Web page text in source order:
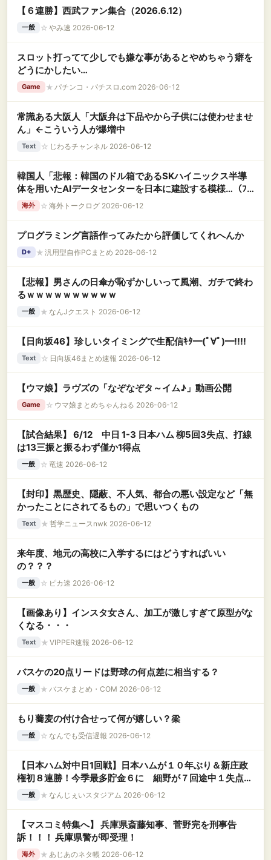
【６連勝】西武ファン集合（2026.6.12）
一般 ☆ やみ速 2026-06-12
スロット打ってて少しでも嫌な事があるとやめちゃう癖を
どうにかしたい…
Game ★ パチンコ・パチスロ.com 2026-06-12
常識ある大阪人「大阪弁は下品やから子供には使わせませ
ん」←こういう人が爆増中
Text ☆ じわるチャンネル 2026-06-12
韓国人「悲報：韓国のドル箱であるSKハイニックス半導
体を用いたAIデータセンターを日本に建設する模様…（ﾌﾞ
ﾙﾌﾞﾙ」＝韓国の反応
海外 ☆ 海外トークログ 2026-06-12
プログラミング言語作ってみたから評価してくれへんか
D+ ★ 汎用型自作PCまとめ 2026-06-12
【悲報】男さんの日傘が恥ずかしいって風潮、ガチで終わ
るｗｗｗｗｗｗｗｗｗｗ
一般 ★ なんJクエスト 2026-06-12
【日向坂46】珍しいタイミングで生配信ｷﾀ━(ﾟ∀ﾟ)━!!!!
Text ☆ 日向坂46まとめ速報 2026-06-12
【ウマ娘】ラヴズの「なぞなぞタ～イム♪」動画公開
Game ☆ ウマ娘まとめちゃんねる 2026-06-12
【試合結果】 6/12 中日 1-3 日本ハム 柳5回3失点、打線
は13三振と振るわず僅か1得点
一般 ☆ 竜速 2026-06-12
【封印】黒歴史、隠蔽、不人気、都合の悪い設定など「無
かったことにされてるもの」で思いつくもの
Text ★ 哲学ニュースnwk 2026-06-12
来年度、地元の高校に入学するにはどうすればいい
の？？？
一般 ☆ ピカ速 2026-06-12
【画像あり】インスタ女さん、加工が激しすぎて原型がな
くなる・・・
Text ★ VIPPER速報 2026-06-12
バスケの20点リードは野球の何点差に相当する？
一般 ★ バスケまとめ・COM 2026-06-12
もり蕎麦の付け合せって何が嬉しい？梁
一般 ☆ なんでも受信遅報 2026-06-12
【日本ハム対中日1回戦】日本ハムが１０年ぶり＆新庄政
権初８連勝！今季最多貯金６に 細野が７回途中１失点で
２勝目、圧巻１１Ｋ
一般 ★ なんじぇいスタジアム 2026-06-12
【マスコミ特集へ】 兵庫県斎藤知事、菅野完を刑事告
訴！！！ 兵庫県警が即受理！
海外 ★ あじあのネタ帳 2026-06-12